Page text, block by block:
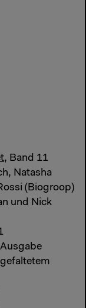
, Band 11
Natasha
(Biogroop)
und Nick